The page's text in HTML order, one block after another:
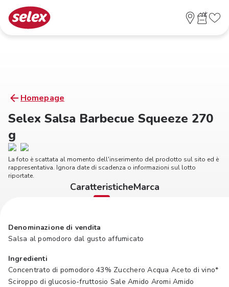
Homepage
Selex Salsa Barbecue Squeeze 270
g
La foto è scattata al momento dell'inserimento del prodotto sul sito ed è
rappresentativa. Ignora date di scadenza o informazioni sul lotto
riportate.
CaratteristicheMarca
Denominazione di vendita
Salsa al pomodoro dal gusto affumicato
Ingredienti
Concentrato di pomodoro 43% Zucchero Acqua Aceto di vino*
Sciroppo di glucosio-fruttosio Sale Amido Aromi Amido